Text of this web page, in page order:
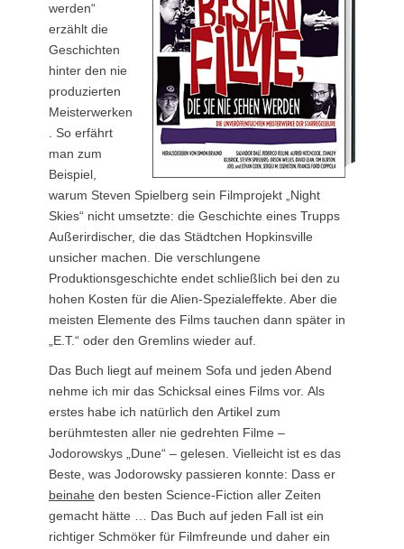
werden“
erzählt die
Geschichten
hinter den nie
produzierten
Meisterwerken
. So erfährt
man zum
Beispiel,
warum Steven Spielberg sein Filmprojekt „Night
Skies“ nicht umsetzte: die Geschichte eines Trupps
Außerirdischer, die das Städtchen Hopkinsville
unsicher machen. Die verschlungene
Produktionsgeschichte endet schließlich bei den zu
hohen Kosten für die Alien-Spezialeffekte. Aber die
meisten Elemente des Films tauchen dann später in
„E.T.“ oder den Gremlins wieder auf.
Das Buch liegt auf meinem Sofa und jeden Abend
nehme ich mir das Schicksal eines Films vor. Als
erstes habe ich natürlich den Artikel zum
berühmtesten aller nie gedrehten Filme –
Jodorowskys „Dune“ – gelesen. Vielleicht ist es das
Beste, was Jodorowsky passieren konnte: Dass er
beinahe den besten Science-Fiction aller Zeiten
gemacht hätte … Das Buch auf jeden Fall ist ein
richtiger Schmöker für Filmfreunde und daher ein